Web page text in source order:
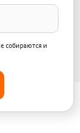
собираются и